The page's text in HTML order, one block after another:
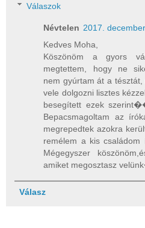
Válaszok
Névtelen 2017.
Kedves Moha,
Köszönöm a gyors
megtettem, hogy ne
nem gyúrtam át a
vele dolgozni lisztes
besegített ezek
Bepacsmagoltam az
megrepedtek azokra
remélem a kis
Mégegyszer
amiket megosztasz
Válasz